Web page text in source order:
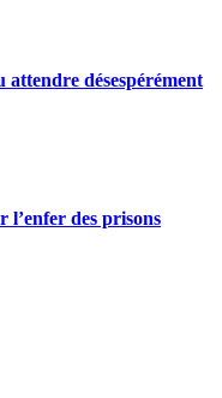
attendre désespérément
l’enfer des prisons